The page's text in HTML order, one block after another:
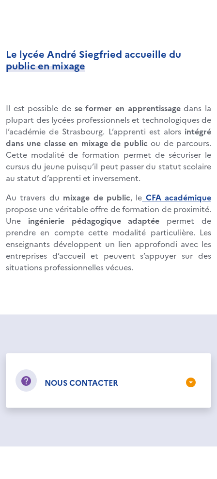
Le lycée André Siegfried accueille du
public en mixage
Il est possible de se former en apprentissagedans la
plupart des lycées professionnels et technologiques de
l’académie de Strasbourg. L’apprenti est alors intégré
dans une classe en mixage de publicou de parcours.
Cette modalité de formation permet de sécuriser le
cursus du jeune puisqu’il peut passer du statut scolaire
au statut d’apprenti et inversement.
Au travers du mixage de public, le CFA académique
propose une véritable offre de formation de proximité.
Une ingénierie pédagogique adaptée permet de
prendre en compte cette modalité particulière. Les
enseignants développent un lien approfondi avec les
entreprises d’accueil et peuvent s’appuyer sur des
situations professionnelles vécues.
NOUS CONTACTER